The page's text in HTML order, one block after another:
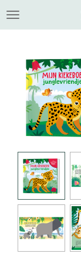
Ga
hoofdinhoud